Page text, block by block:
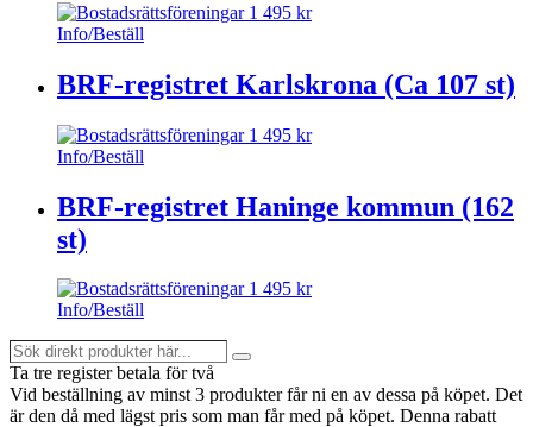
1 495 kr
Info/Beställ
BRF-registret Karlskrona (Ca 107 st)
1 495 kr
Info/Beställ
BRF-registret Haninge kommun (162
st)
1 495 kr
Info/Beställ
Sök
direkt
produkter
här...
Search
Ta tre register betala för två
Vid beställning av minst 3 produkter får ni en av dessa på köpet. Det
är den då med lägst pris som man får med på köpet. Denna rabatt